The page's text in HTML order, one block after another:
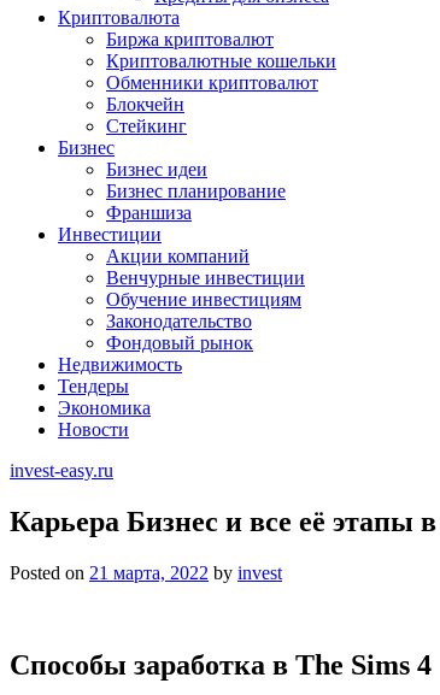
Криптовалюта
Биржа криптовалют
Криптовалютные кошельки
Обменники криптовалют
Блокчейн
Стейкинг
Бизнес
Бизнес идеи
Бизнес планирование
Франшиза
Инвестиции
Акции компаний
Венчурные инвестиции
Обучение инвестициям
Законодательство
Фондовый рынок
Недвижимость
Тендеры
Экономика
Новости
invest-easy.ru
Карьера Бизнес и все её этапы
Posted on 21 марта, 2022 by invest
Способы заработка в The Sims 4